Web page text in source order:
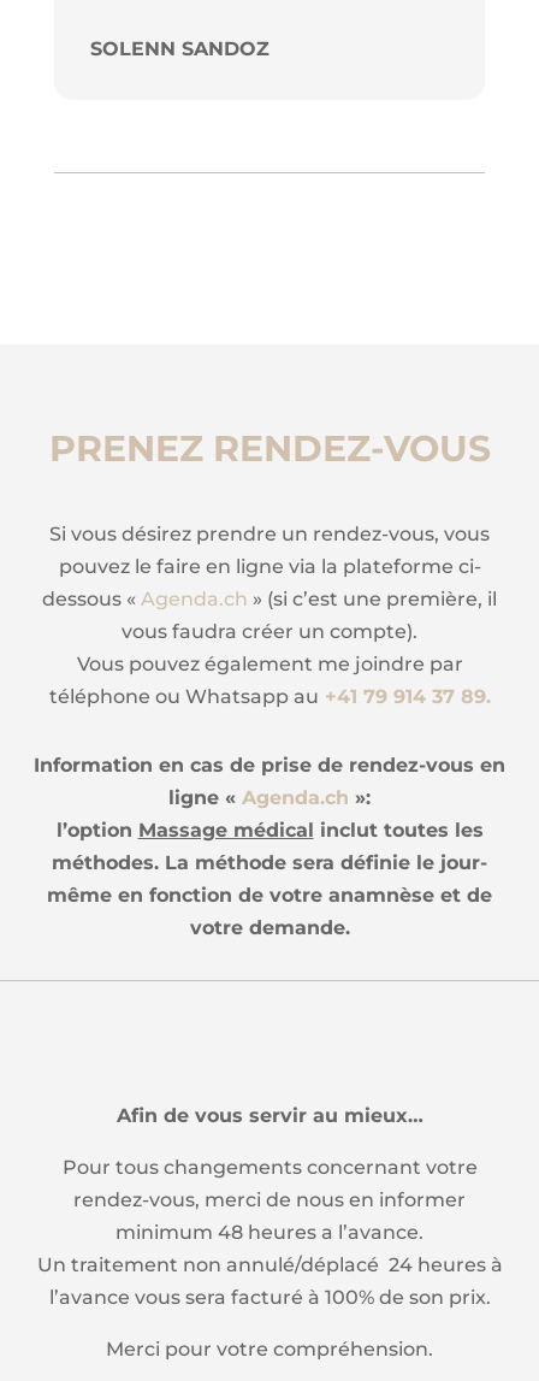
SOLENN SANDOZ
PRENEZ RENDEZ-VOUS
Si vous désirez prendre un rendez-vous, vous
pouvez le faire en ligne via la plateforme ci-
dessous « Agenda.ch » (si c’est une première, il
vous faudra créer un compte).
Vous pouvez également me joindre par
téléphone ou Whatsapp au +41 79 914 37 89.
Information en cas de prise de rendez-vous en
ligne « Agenda.ch »:
l’option Massage médical inclut toutes les
méthodes. La méthode sera définie le jour-
même en fonction de votre anamnèse et de
votre demande.
Afin de vous servir au mieux…
Pour tous changements concernant votre
rendez-vous, merci de nous en informer
minimum 48 heures a l’avance.
Un traitement non annulé/déplacé 24 heures à
l’avance vous sera facturé à 100% de son prix.
Merci pour votre compréhension.